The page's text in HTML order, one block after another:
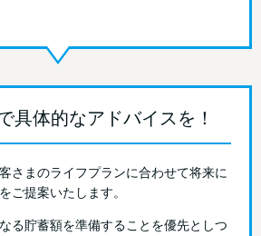
具体的なアドバイスを！
さまのライフプランに合わせて将来に
ご提案いたします。
る貯蓄額を準備することを優先としつ